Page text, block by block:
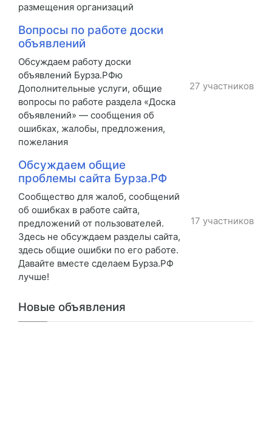
размещения организаций
Вопросы по работе доски
объявлений
Обсуждаем работу доски
объявлений Бурза.РФю
Дополнительные услуги, общие
вопросы по работе раздела «Доска
объявлений» — сообщения об
ошибках, жалобы, предложения,
пожелания
27 участников
Обсуждаем общие
проблемы сайта Бурза.РФ
Сообщество для жалоб, сообщений
об ошибках в работе сайта,
предложений от пользователей.
Здесь не обсуждаем разделы сайта,
здесь общие ошибки по его работе.
Давайте вместе сделаем Бурза.РФ
лучше!
17 участников
Новые объявления